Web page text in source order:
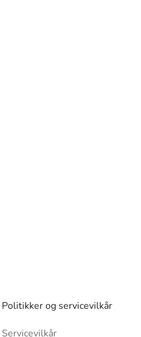
Politikker og servicevilkår
Servicevilkår